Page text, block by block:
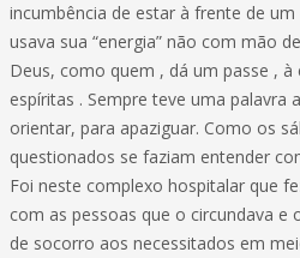
incumbência de estar à frente de
usava sua “energia” não com mão
Deus, como quem , dá um passe ,
espíritas . Sempre teve uma palavra
orientar, para apaziguar. Como os
questionados se faziam entender
Foi neste complexo hospitalar que
com as pessoas que o circundava e
de socorro aos necessitados em